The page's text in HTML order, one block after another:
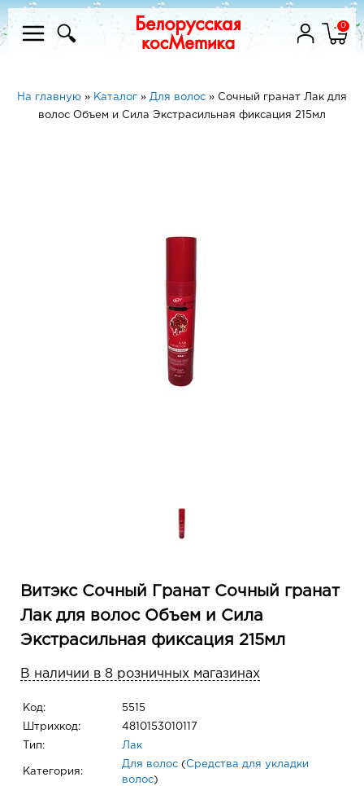
0
На главную » Каталог » Для волос » Сочный гранат Лак для
волос Объем и Сила Экстрасильная фиксация 215мл
Витэкс Сочный Гранат Сочный гранат
Лак для волос Объем и Сила
Экстрасильная фиксация 215мл
В наличии в 8 розничных магазинах
Код: 5515
Штрихкод: 4810153010117
Тип: Лак
Категория:
Для волос ( Средства для укладки
волос)